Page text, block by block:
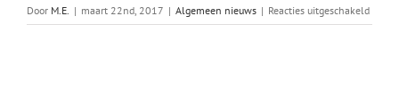
Door M.E. | maart 22nd, 2017 | Algemeen nieuws | Reacties uitgeschakeldvoor
Yara